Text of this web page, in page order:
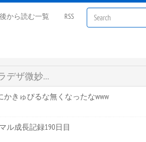
後から読む一覧 RSS
デザ微妙…
かきゅぴるな無くなったなwww
ル成長記録190日目